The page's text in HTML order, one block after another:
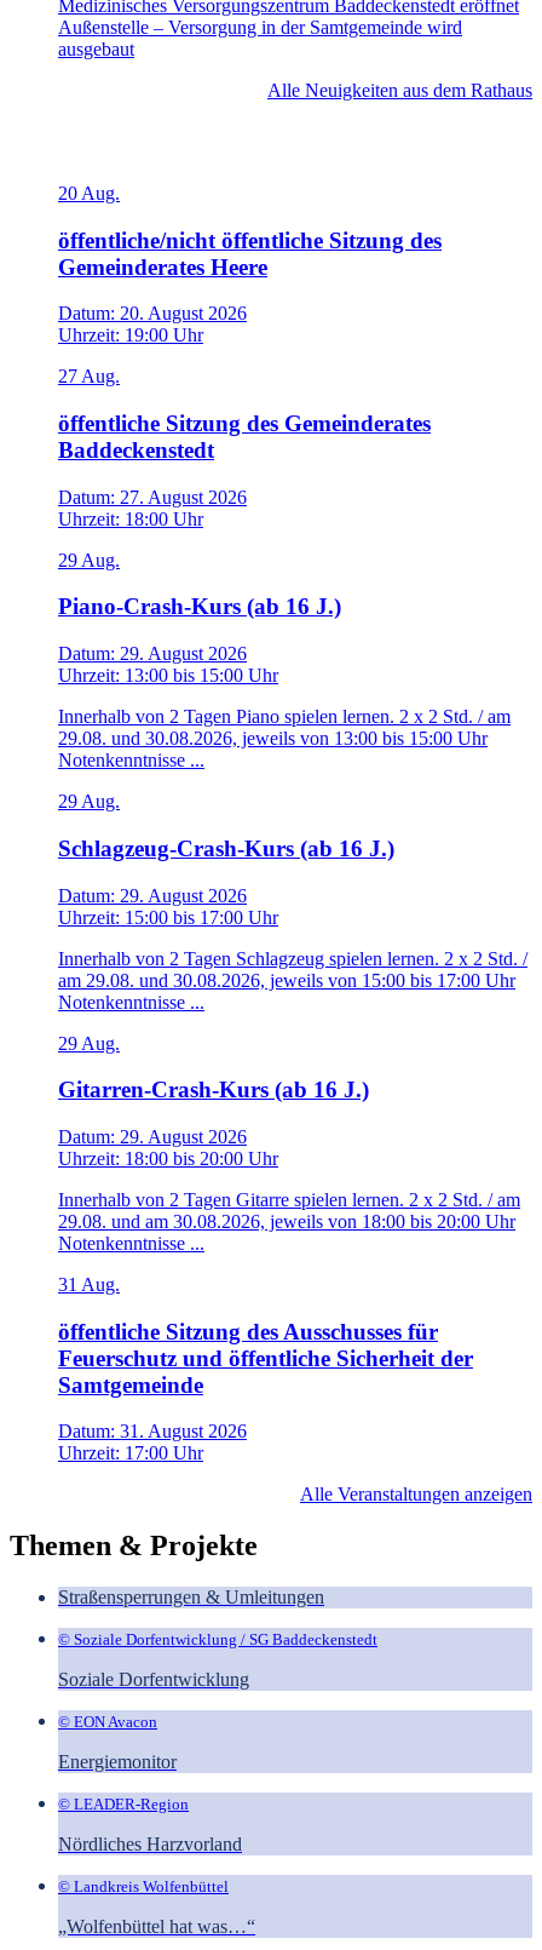
Medizinisches Versorgungszentrum Baddeckenstedt eröffnet
Außenstelle – Versorgung in der Samtgemeinde wird
ausgebaut
Alle Neuigkeiten aus dem Rathaus
20 Aug.
öffentliche/nicht öffentliche Sitzung des
Gemeinderates Heere
Datum: 20. August 2026
Uhrzeit: 19:00 Uhr
27 Aug.
öffentliche Sitzung des Gemeinderates
Baddeckenstedt
Datum: 27. August 2026
Uhrzeit: 18:00 Uhr
29 Aug.
Piano-Crash-Kurs (ab 16 J.)
Datum: 29. August 2026
Uhrzeit: 13:00 bis 15:00 Uhr
Innerhalb von 2 Tagen Piano spielen lernen. 2 x 2 Std. / am
29.08. und 30.08.2026, jeweils von 13:00 bis 15:00 Uhr
Notenkenntnisse ...
29 Aug.
Schlagzeug-Crash-Kurs (ab 16 J.)
Datum: 29. August 2026
Uhrzeit: 15:00 bis 17:00 Uhr
Innerhalb von 2 Tagen Schlagzeug spielen lernen. 2 x 2 Std. /
am 29.08. und 30.08.2026, jeweils von 15:00 bis 17:00 Uhr
Notenkenntnisse ...
29 Aug.
Gitarren-Crash-Kurs (ab 16 J.)
Datum: 29. August 2026
Uhrzeit: 18:00 bis 20:00 Uhr
Innerhalb von 2 Tagen Gitarre spielen lernen. 2 x 2 Std. / am
29.08. und am 30.08.2026, jeweils von 18:00 bis 20:00 Uhr
Notenkenntnisse ...
31 Aug.
öffentliche Sitzung des Ausschusses für
Feuerschutz und öffentliche Sicherheit der
Samtgemeinde
Datum: 31. August 2026
Uhrzeit: 17:00 Uhr
Alle Veranstaltungen anzeigen
Themen & Projekte
Straßensperrungen & Umleitungen
© Soziale Dorfentwicklung / SG Baddeckenstedt
Soziale Dorfentwicklung
© EON Avacon
Energiemonitor
© LEADER-Region
Nördliches Harzvorland
© Landkreis Wolfenbüttel
„Wolfenbüttel hat was…“